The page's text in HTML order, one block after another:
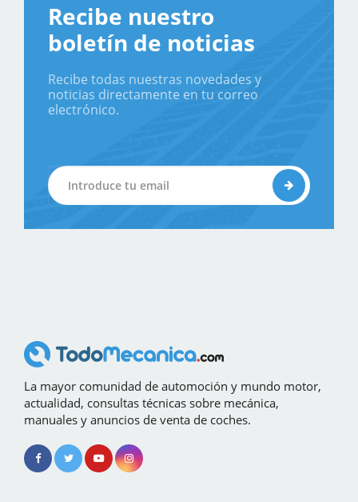
Recibe nuestro
boletín de noticias
Recibe todas nuestras novedades y
noticias directamente en tu correo
electrónico.
La mayor comunidad de automoción y mundo motor,
actualidad, consultas técnicas sobre mecánica,
manuales y anuncios de venta de coches.